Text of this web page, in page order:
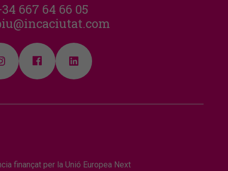
667 64 66 05
finançat per la Unió Europea Next